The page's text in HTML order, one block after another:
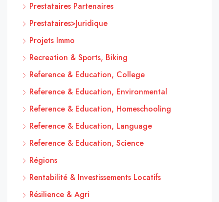
Prestataires Partenaires
Prestataires>Juridique
Projets Immo
Recreation & Sports, Biking
Reference & Education, College
Reference & Education, Environmental
Reference & Education, Homeschooling
Reference & Education, Language
Reference & Education, Science
Régions
Rentabilité & Investissements Locatifs
Résilience & Agri